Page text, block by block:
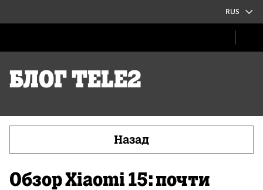
RUS
Блог Tele2
Назад
Обзор Xiaomi 15: почти